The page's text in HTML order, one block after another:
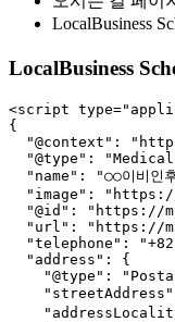
LocalBusiness
LocalBusiness
<script
{
"@context":
"@type":
"name": "○○이비인
"image":
"@id": "https://
"url": "https://
"telephone":
  "address": {
"@type":